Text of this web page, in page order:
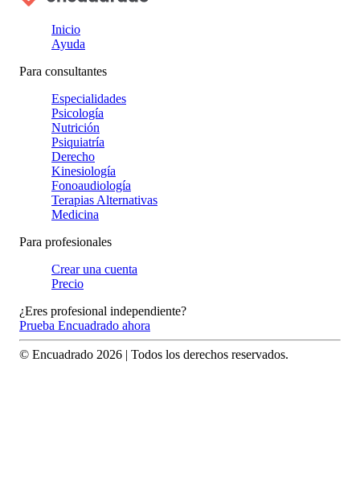
Inicio
Ayuda
Para consultantes
Especialidades
Psicología
Nutrición
Psiquiatría
Derecho
Kinesiología
Fonoaudiología
Terapias Alternativas
Medicina
Para profesionales
Crear una cuenta
Precio
¿Eres profesional independiente?
Prueba Encuadrado ahora
© Encuadrado 2026 | Todos los derechos reservados.